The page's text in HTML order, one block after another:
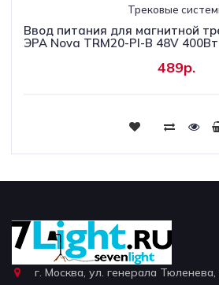
Трековые
Ввод питания для магнитной
ЭРА Nova TRM20-PI-B 48V
489р.
г. Москва, ул. генерала Тюленева,